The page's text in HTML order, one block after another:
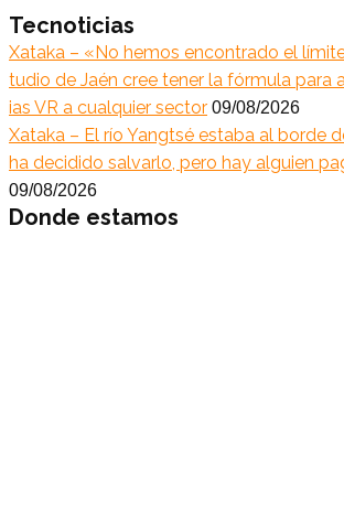
Tecnoticias
Xataka – «No hemos encontrado el
tudio de Jaén cree tener la fórmula para
ias VR a cualquier sector 09/08/2026
Xataka – El río Yangtsé estaba al borde
ha decidido salvarlo, pero hay alguien
09/08/2026
Donde estamos